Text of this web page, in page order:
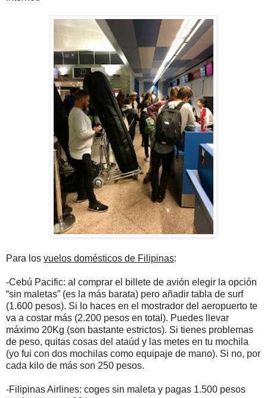
Para los vuelos domésticos de Filipinas:
-Cebú Pacific: al comprar el billete de avión elegir la opción
“sin maletas” (es la más barata) pero añadir tabla de surf
(1.600 pesos). Si lo haces en el mostrador del aeropuerto te
va a costar más (2.200 pesos en total). Puedes llevar
máximo 20Kg (son bastante estrictos). Si tienes problemas
de peso, quitas cosas del ataúd y las metes en tu mochila
(yo fui con dos mochilas como equipaje de mano). Si no, por
cada kilo de más son 250 pesos.
-Filipinas Airlines: coges sin maleta y pagas 1.500 pesos